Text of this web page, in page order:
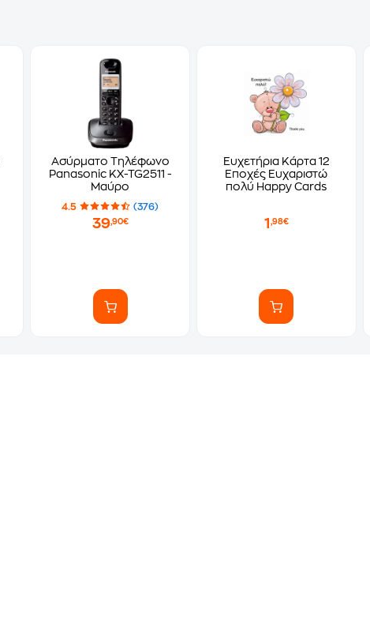
Ασύρματο Τηλέφωνο
Panasonic KX-TG2511 -
Μαύρο
4.5 (376)
39,90€
Ευχετήρια Κάρτα 12
Εποχές Ευχαριστώ
πολύ Happy Cards
1 ,98€